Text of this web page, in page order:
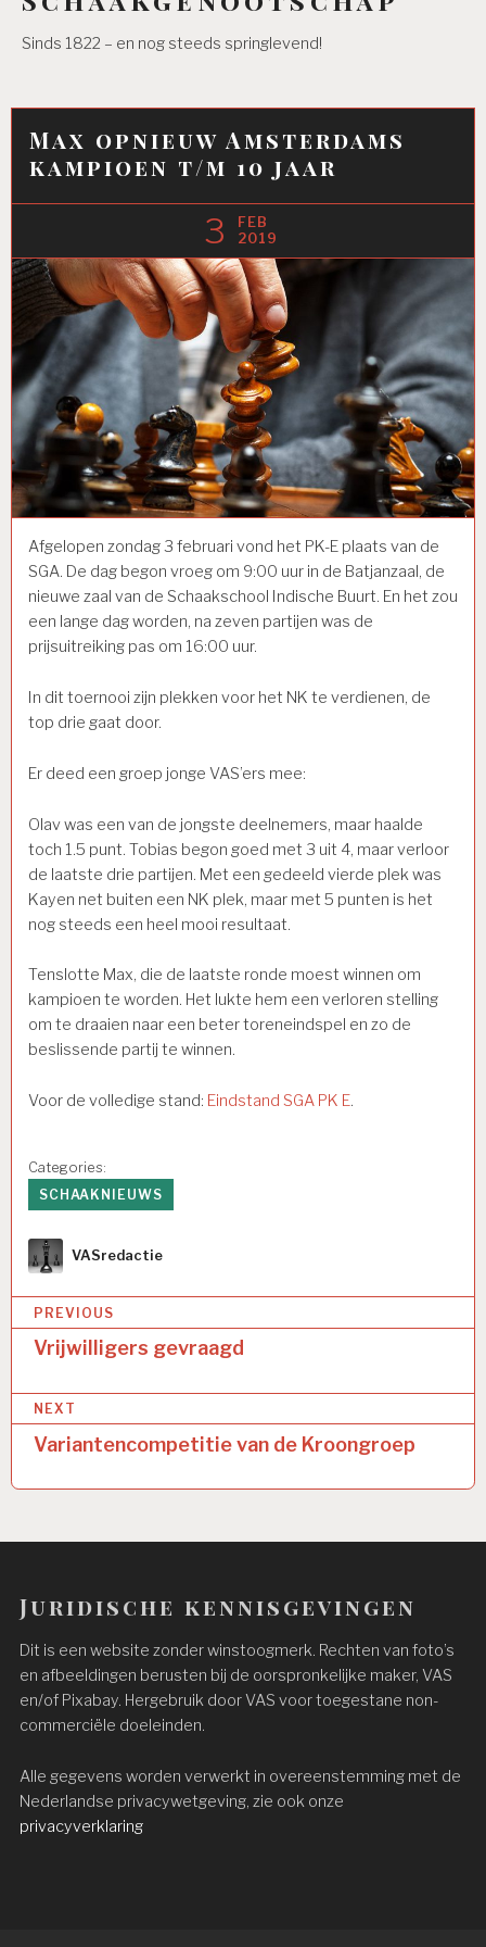
Sinds 1822 – en nog steeds springlevend!
Max opnieuw Amsterdams
kampioen t/m 10 jaar
3
FEB
2019
Afgelopen zondag 3 februari vond het PK-E plaats van de
SGA. De dag begon vroeg om 9:00 uur in de Batjanzaal, de
nieuwe zaal van de Schaakschool Indische Buurt. En het zou
een lange dag worden, na zeven partijen was de
prijsuitreiking pas om 16:00 uur.
In dit toernooi zijn plekken voor het NK te verdienen, de
top drie gaat door.
Er deed een groep jonge VAS’ers mee:
Olav was een van de jongste deelnemers, maar haalde
toch 1.5 punt. Tobias begon goed met 3 uit 4, maar verloor
de laatste drie partijen. Met een gedeeld vierde plek was
Kayen net buiten een NK plek, maar met 5 punten is het
nog steeds een heel mooi resultaat.
Tenslotte Max, die de laatste ronde moest winnen om
kampioen te worden. Het lukte hem een verloren stelling
om te draaien naar een beter toreneindspel en zo de
beslissende partij te winnen.
Voor de volledige stand: Eindstand SGA PK E.
Categories:
SCHAAKNIEUWS
Author
VASredactie
Bericht
navigatie
PREVIOUS
Vrijwilligers gevraagd
NEXT
Variantencompetitie van de Kroongroep
Juridische kennisgevingen
Dit is een website zonder winstoogmerk. Rechten van foto’s
en afbeeldingen berusten bij de oorspronkelijke maker, VAS
en/of Pixabay. Hergebruik door VAS voor toegestane non-
commerciële doeleinden.
Alle gegevens worden verwerkt in overeenstemming met de
Nederlandse privacywetgeving, zie ook onze
privacyverklaring